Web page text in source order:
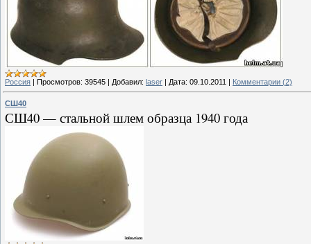
Россия | Просмотров: 39545 | Добавил: laser | Дата: 09.10.2011 | Комментарии (2)
СШ40
СШ40 — стальной шлем образца 1940 года